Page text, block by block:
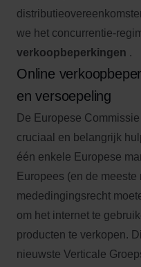
we het concurrentie-
verkoopbeperkingen .
Online
en versoepeling
De Europese
cruciaal en belangrijk
één enkele Europese
Europees (en de
mededingingsrecht
om het internet te
producten te verkopen.
nieuwste Verticale